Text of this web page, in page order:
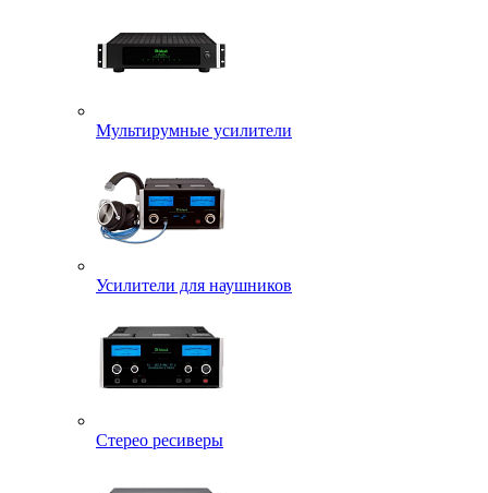
Мультирумные усилители
Усилители для наушников
Стерео ресиверы